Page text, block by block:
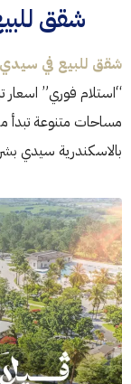
شقق
شقق للبيع في سيدي
بالاسكندرية سيدي بشر